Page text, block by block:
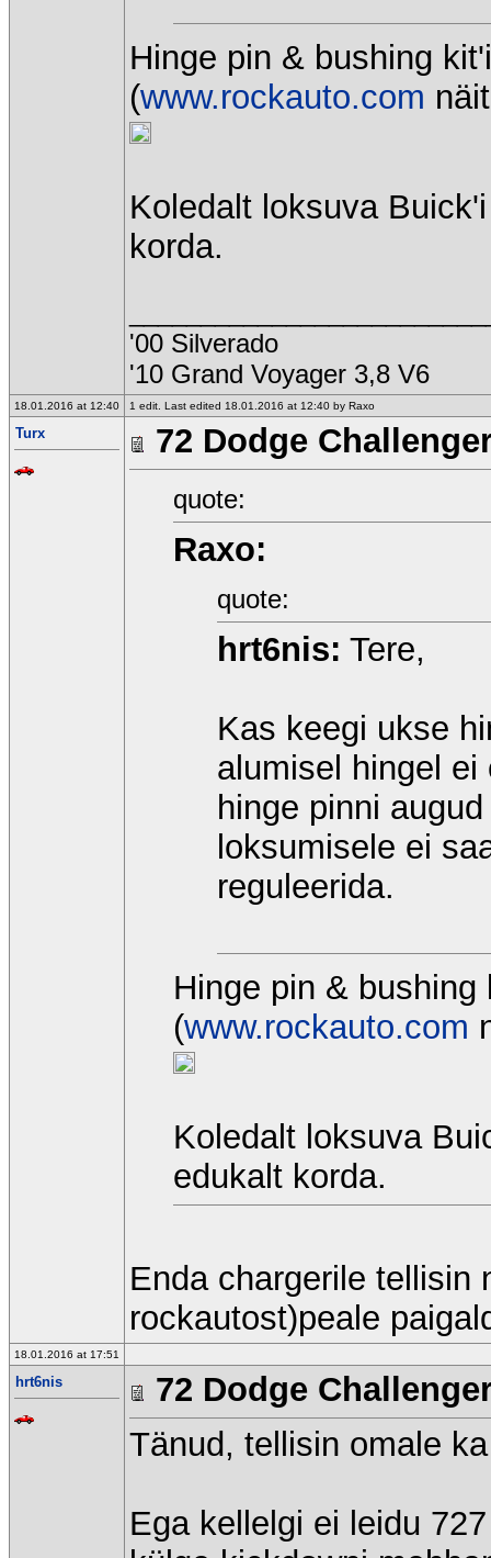
Hinge pin & bushing
(www.rockauto.com
Koledalt loksuva
korda.
'00 Silverado
'10 Grand Voyager 3,8 V6
18.01.2016 at 12:40 1 edit. Last edited 18.01.2016 at 12:40 by Raxo
Turx 72 Dodge
quote:
Raxo:
quote:
hrt6nis: Tere,
Kas keegi ukse
alumisel hingel
hinge pinni
loksumisele ei
reguleerida.
Hinge pin &
(www.rockauto.com
Koledalt loksuva
edukalt korda.
Enda chargerile tellisin
rockautost)peale
18.01.2016 at 17:51
hrt6nis
72 Dodge
Tänud, tellisin omale
Ega kellelgi ei leidu